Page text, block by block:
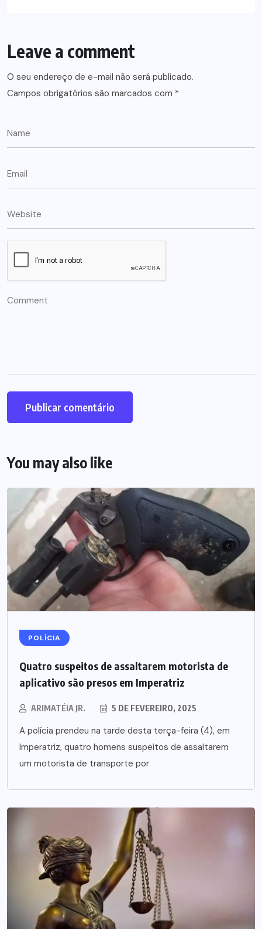
Leave a comment
O seu endereço de e-mail não será publicado.
Campos obrigatórios são marcados com *
You may also like
POLÍCIA
Quatro suspeitos de assaltarem motorista de
aplicativo são presos em Imperatriz
ARIMATÉIA JR. 5 DE FEVEREIRO, 2025
A polícia prendeu na tarde desta terça-feira (4), em
Imperatriz, quatro homens suspeitos de assaltarem
um motorista de transporte por